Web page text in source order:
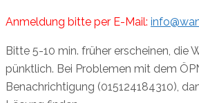
Anmeldung bitte per E-Mail:
Bitte 5-10 min. früher erscheinen, die
pünktlich. Bei Problemen mit dem
Benachrichtigung (015124184310),